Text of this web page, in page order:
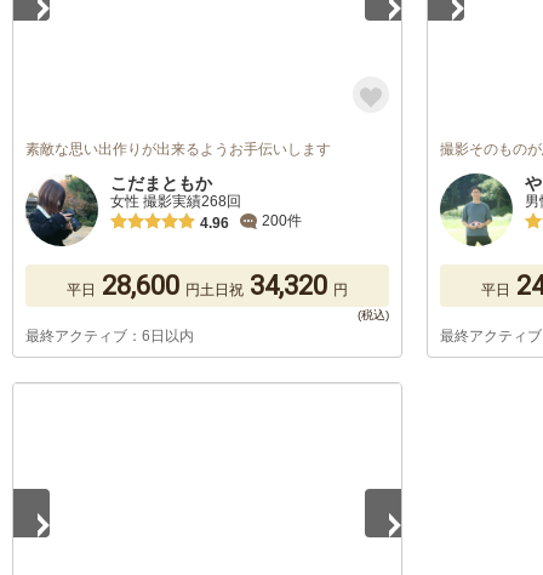
素敵な思い出作りが出来るようお手伝いします
こだまともか
女性 撮影実績268回
4.96
200件
平日 28,600 円土日祝 34,320 円
最終アクティブ：6日以内
撮影そのもの
平日
最終アクティ